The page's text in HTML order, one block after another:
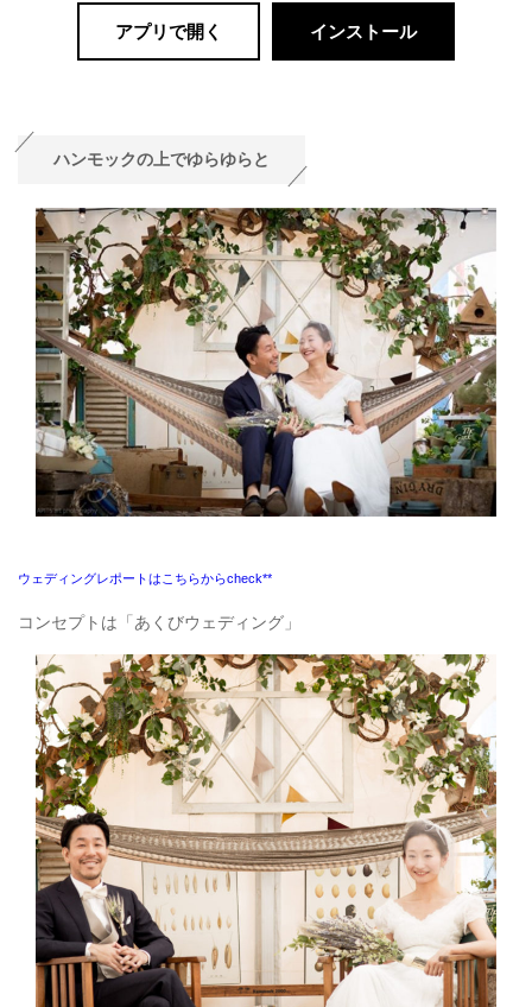
アプリで開く インストール
ハンモックの上でゆらゆらと
ウェディングレポートはこちらからcheck**
コンセプトは「あくびウェディング」